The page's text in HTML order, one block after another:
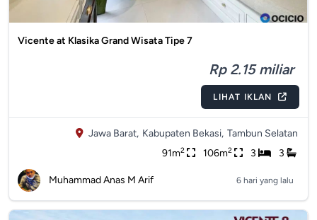
Vicente at Klasika Grand Wisata Tipe 7
Rp 2.15 miliar
LIHAT IKLAN
Jawa Barat, Kabupaten Bekasi, Tambun Selatan
91m2 106m2 3 3
Muhammad Anas M Arif 6 hari yang lalu